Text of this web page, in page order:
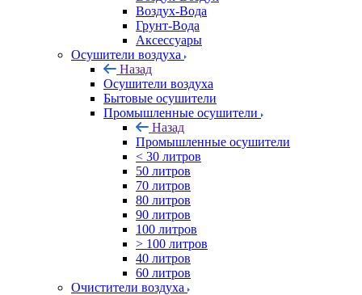
Воздух-Вода
Грунт-Вода
Аксессуары
Осушители воздуха
Назад
Осушители воздуха
Бытовые осушители
Промышленные осушители
Назад
Промышленные осушители
< 30 литров
50 литров
70 литров
80 литров
90 литров
100 литров
> 100 литров
40 литров
60 литров
Очистители воздуха